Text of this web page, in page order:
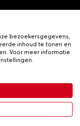
en cookiebeleid
bezoekersgegevens,
inhoud te tonen en
Voor meer informatie